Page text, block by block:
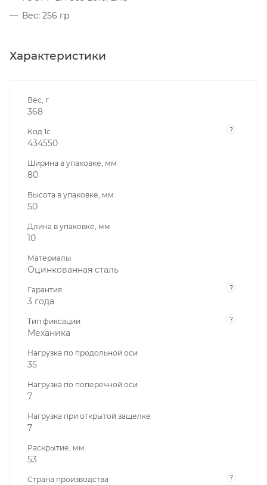
Вес: 256 гр
Характеристики
Вес, г
368
Код 1с ?
434550
Ширина в упаковке, мм
80
Высота в упаковке, мм
50
Длина в упаковке, мм
10
Материалы
Оцинкованная сталь
Гарантия ?
3 года
Тип фиксации ?
Механика
Нагрузка по продольной оси
35
Нагрузка по поперечной оси
7
Нагрузка при открытой защелке
7
Раскрытие, мм
53
Страна производства ?